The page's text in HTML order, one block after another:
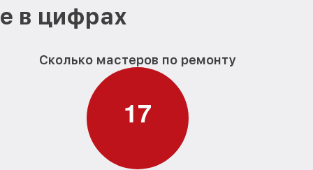
в цифрах
Сколько мастеров по ремонту
17